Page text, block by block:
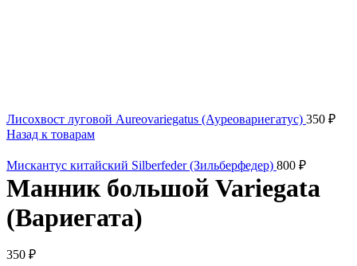
Лисохвост луговой Aureovariegatus (Ауреовариегатус) 350 ₽
Назад к товарам
Мискантус китайский Silberfeder (Зильберфедер) 800 ₽
Манник большой Variegata
(Вариегата)
350 ₽